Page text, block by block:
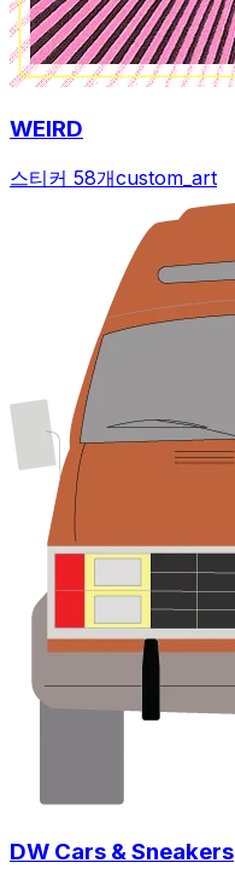
WEIRD
스티커 58개custom_art
DW Cars & Sneakers